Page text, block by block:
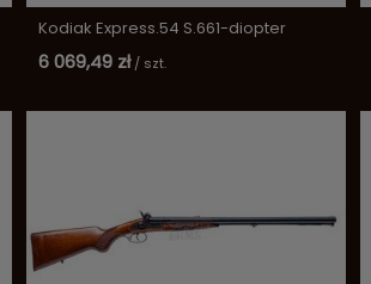
Kodiak Express.54 S.661-diopter
6 069,49 zł / szt.